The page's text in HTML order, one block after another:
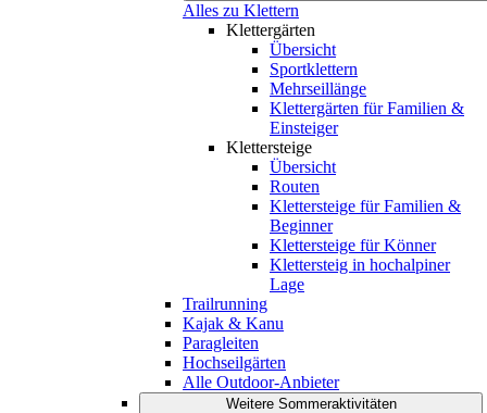
Alles zu Klettern
Klettergärten
Übersicht
Sportklettern
Mehrseillänge
Klettergärten für Familien &
Einsteiger
Klettersteige
Übersicht
Routen
Klettersteige für Familien &
Beginner
Klettersteige für Könner
Klettersteig in hochalpiner
Lage
Trailrunning
Kajak & Kanu
Paragleiten
Hochseilgärten
Alle Outdoor-Anbieter
Weitere Sommeraktivitäten